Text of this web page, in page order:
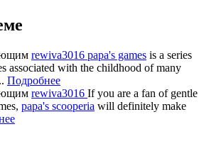
rewiva3016 papa's games is a series
associated with the childhood of many
Подробнее
rewiva3016 If you are a fan of gentle
papa's scooperia will definitely make